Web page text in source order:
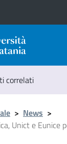
correlati
> News >
Unict e Eunice